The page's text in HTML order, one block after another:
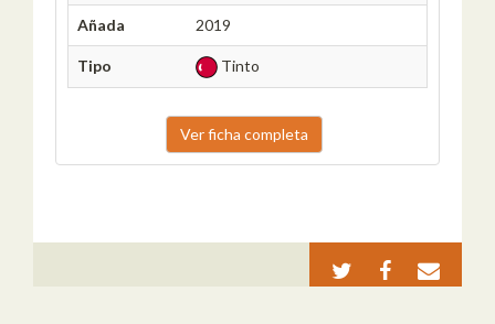
Añada 2019
Tipo Tinto
Ver ficha completa